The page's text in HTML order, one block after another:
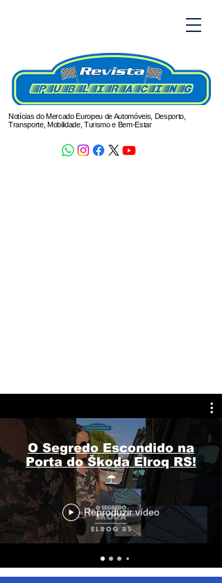
Notícias do Mercado Europeu de Automóveis, Desporto,
Transporte, Mobilidade, Turismo e Bem-Estar
O Segredo Escondido na
Porta do Škoda Elroq RS!
☔
Reproduzir vídeo